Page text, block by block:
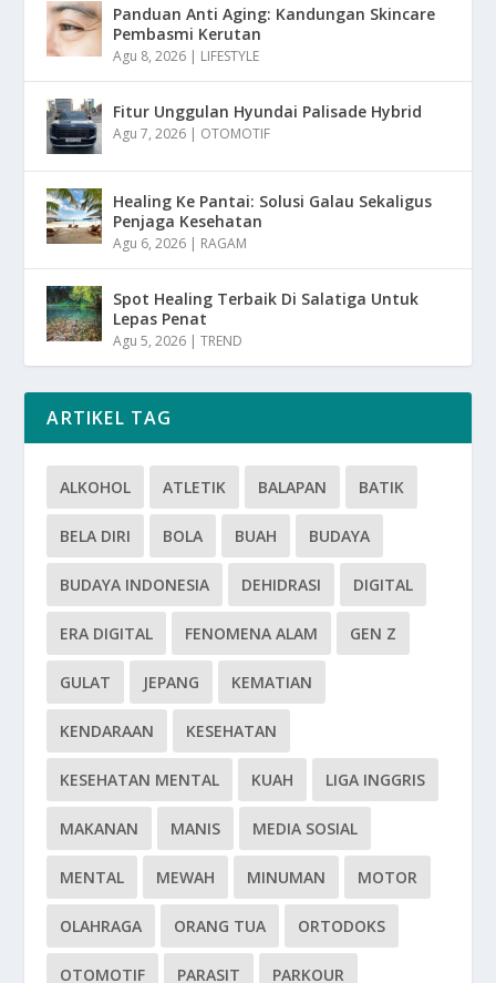
Panduan Anti Aging: Kandungan Skincare
Pembasmi Kerutan
Agu 8, 2026 | LIFESTYLE
Fitur Unggulan Hyundai Palisade Hybrid
Agu 7, 2026 | OTOMOTIF
Healing Ke Pantai: Solusi Galau Sekaligus
Penjaga Kesehatan
Agu 6, 2026 | RAGAM
Spot Healing Terbaik Di Salatiga Untuk
Lepas Penat
Agu 5, 2026 |TREND
ARTIKEL TAG
ALKOHOL ATLETIK BALAPAN BATIK
BELA DIRI BOLA BUAH BUDAYA
BUDAYA INDONESIA DEHIDRASI DIGITAL
ERA DIGITAL FENOMENA ALAM GEN Z
GULAT JEPANG KEMATIAN
KENDARAAN KESEHATAN
KESEHATAN MENTAL KUAH LIGA INGGRIS
MAKANAN MANIS MEDIA SOSIAL
MENTAL MEWAH MINUMAN MOTOR
OLAHRAGA ORANG TUA ORTODOKS
OTOMOTIF PARASIT PARKOUR